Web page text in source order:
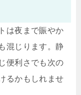
は夜まで賑やか
混じります。静
便利さでも次の
るかもしれませ